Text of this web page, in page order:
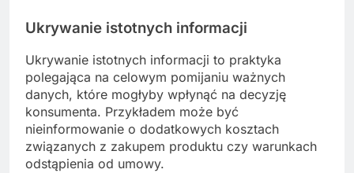
Ukrywanie istotnych informacji
Ukrywanie istotnych informacji to praktyka
polegająca na celowym pomijaniu ważnych
danych, które mogłyby wpłynąć na decyzję
konsumenta. Przykładem może być
nieinformowanie o dodatkowych kosztach
związanych z zakupem produktu czy warunkach
odstąpienia od umowy.